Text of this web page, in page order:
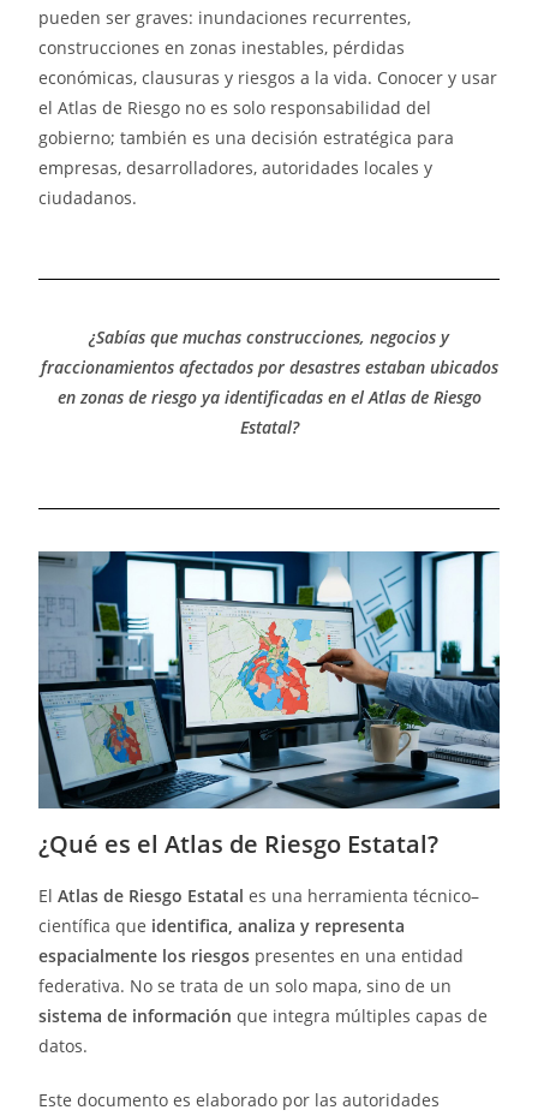
pueden ser graves: inundaciones recurrentes,
construcciones en zonas inestables, pérdidas
económicas, clausuras y riesgos a la vida. Conocer y usar
el Atlas de Riesgo no es solo responsabilidad del
gobierno; también es una decisión estratégica para
empresas, desarrolladores, autoridades locales y
ciudadanos.
¿Sabías que muchas construcciones, negocios y
fraccionamientos afectados por desastres estaban ubicados
en zonas de riesgo ya identificadas en el Atlas de Riesgo
Estatal?
¿Qué es el Atlas de Riesgo Estatal?
ElAtlas de Riesgo Estatal es una herramienta técnico–
científica que identifica, analiza y representa
espacialmente los riesgos presentes en una entidad
federativa. No se trata de un solo mapa, sino de un
sistema de información que integra múltiples capas de
datos.
Este documento es elaborado por las autoridades